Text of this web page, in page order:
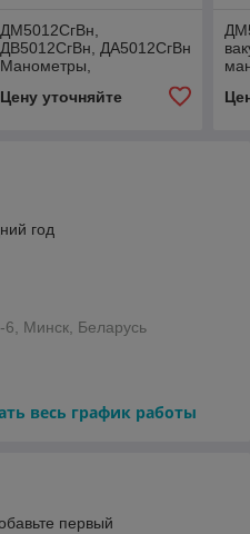
ДМ5012СгВн,
ДВ5012СгВн, ДА5012СгВн
Манометры,
мановакуумметры
Цену уточняйте
с
год
6, Минск, Беларусь
весь график работы
первый